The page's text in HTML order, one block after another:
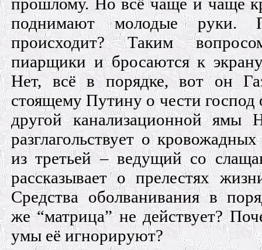
поднимают молодые руки.
происходит? Таким
пиарщики и бросаются к экрану
Нет, всё в порядке, вот он
стоящему Путину о чести господ
другой канализационной ямы
разглагольствует о
из третьей – ведущий со
рассказывает о прелестях
Средства оболванивания в
же “матрица” не действует?
умы её игнорируют?